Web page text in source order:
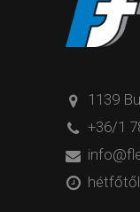
1139
+36/1
hétfőtől